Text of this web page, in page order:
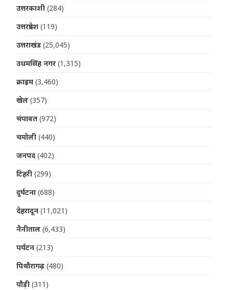
उत्तरकाशी (284)
उत्तरप्रदेश (119)
उत्तराखंड (25,045)
उधमसिंह नगर (1,315)
क्राइम (3,460)
खेल (357)
चंपावत (972)
चमोली (440)
जनपद (402)
टिहरी (299)
दुर्घटना (688)
देहरादून (11,021)
नैनीताल (6,433)
पर्यटन (213)
पिथौरागढ़ (480)
पौड़ी (311)